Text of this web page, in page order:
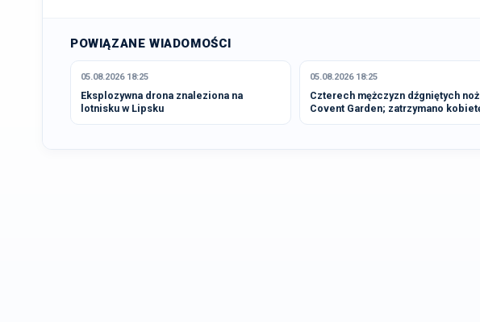
POWIĄZANE WIADOMOŚCI
05.08.2026 18:25
Eksplozywna drona znaleziona na
lotnisku w Lipsku
05.08.2026 18:25
Czterech mężczyzn dźgniętych
Covent Garden; zatrzymano